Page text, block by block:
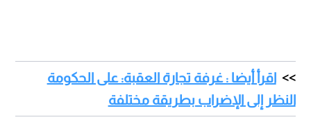
اقرأ أيضا : غرفة تجارة العقبة: على الحكومة
النظر إلى الإضراب بطريقة مختلفة